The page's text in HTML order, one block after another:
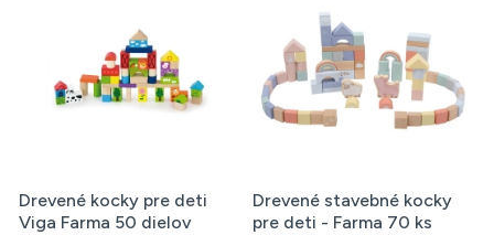
Drevené kocky pre deti
Viga Farma 50 dielov
Drevené stavebné kocky
pre deti - Farma 70 ks